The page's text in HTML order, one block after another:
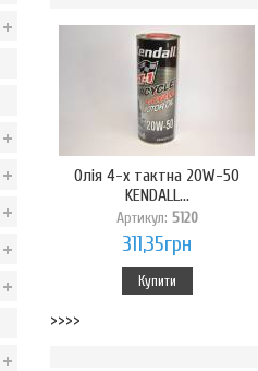
Олія 4-х тактна 20W-50
KENDALL...
Артикул: 5120
311,35грн
Купити
>>>>